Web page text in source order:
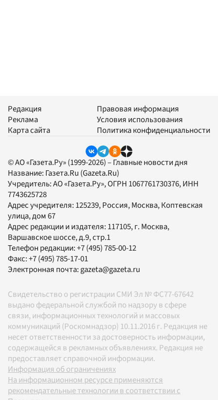
Редакция
Реклама
Карта сайта
Правовая информация
Условия использования
Политика конфиденциальности
© АО «Газета.Ру» (1999-2026) – Главные новости дня
Название: Газета.Ru (Gazeta.Ru)
Учредитель:АО «Газета.Ру», ОГРН 1067761730376, ИНН
7743625728
Адрес учредителя: 125239, Россия, Москва, Коптевская
улица, дом 67
Адрес редакции и издателя: 117105, г. Москва,
Варшавское шоссе, д.9, стр.1
Телефон редакции:+7 (495) 785-00-12
Факс:+7 (495) 785-17-01
Электронная почта:gazeta@gazeta.ru
Свидетельство о регистрации СМИ Эл № ФС77-67642
выдано федеральной службой по надзору в сфере
связи, информационных технологий и массовых
коммуникаций (Роскомнадзор) 10.11.2016 г. Редакция не
несет ответственности за достоверность информации,
содержащейся в рекламных объявлениях. Редакция не
предоставляет справочной информации.
Информация об ограничениях
На информационном ресурсе применяются
рекомендательные технологии в соответствии с